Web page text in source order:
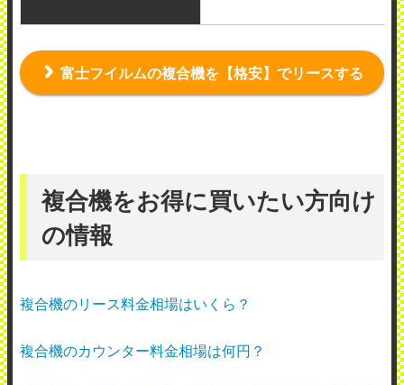
富士フイルムの複合機を【格安】でリースする
複合機をお得に買いたい方向け
の情報
複合機のリース料金相場はいくら？
複合機のカウンター料金相場は何円？